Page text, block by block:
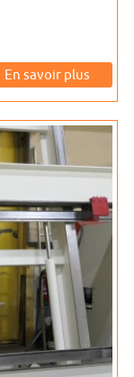
En savoir plus